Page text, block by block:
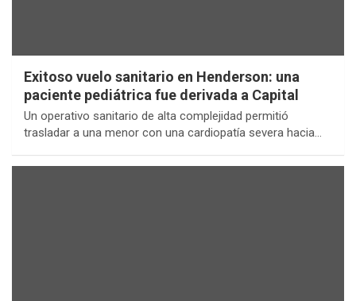
Exitoso vuelo sanitario en Henderson: una
paciente pediátrica fue derivada a Capital
Un operativo sanitario de alta complejidad permitió
trasladar a una menor con una cardiopatía severa hacia…